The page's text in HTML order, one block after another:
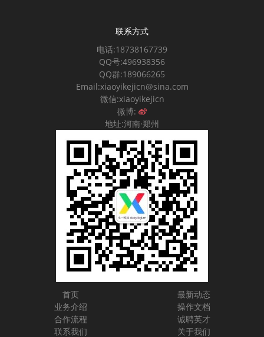
联系方式
电话:18738167739
QQ号:496938356
QQ群:189066265
Email:xiaoyikejicn@sina.com
微信:xiaoyikejicn
微博:
地址:河南·郑州
首页
最新动态
业务介绍
操作文档
合作流程
诚聘英才
联系我们
关于我们